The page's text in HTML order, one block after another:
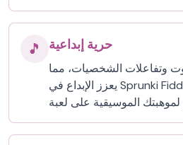
🎵 حرية إبداعية
وتفاعلات الشخصيات، مما
يعزز الإبداع في Sprunki Fiddlebops Remake. أطلق